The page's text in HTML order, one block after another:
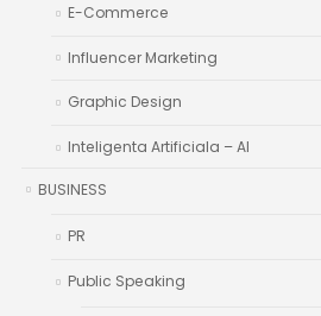
E-Commerce
Influencer Marketing
Graphic Design
Inteligenta Artificiala – AI
BUSINESS
PR
Public Speaking